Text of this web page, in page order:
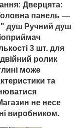
Дверцята:
панель —
душ Ручний душ
3 шт. для
ролик
може
та
не несе
виробником.